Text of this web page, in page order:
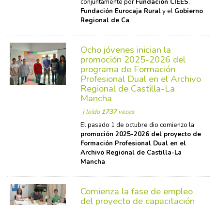
conjuntamente por Fundación CIEES,
Fundación Eurocaja Ruraly el Gobierno
Regional de Ca
Ocho jóvenes inician la
promoción 2025-2026 del
programa de Formación
Profesional Dual en el Archivo
Regional de Castilla-La
Mancha
| leído1737veces
El pasado 1 de octubre dio comienzo la
promoción 2025-2026 del proyecto de
Formación Profesional Dual en el
Archivo Regional de Castilla-La
Mancha
Comienza la fase de empleo
del proyecto de capacitación